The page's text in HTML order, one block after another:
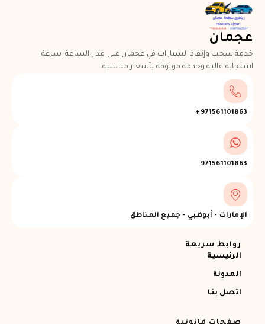
عجمان
خدمة سحب وإنقاذ السيارات في عجمان على مدار الساعة. سرعة
استجابة عالية وخدمة موثوقة بأسعار مناسبة.
971561101863+
971561101863
الإمارات - أبوظبي - جميع المناطق
روابط سريعة
الرئيسية
المدونة
اتصل بنا